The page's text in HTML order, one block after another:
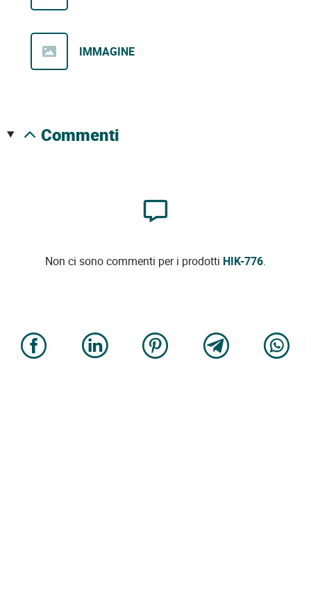
IMMAGINE
commenti
Non ci sono commenti per i prodotti HIK-776.